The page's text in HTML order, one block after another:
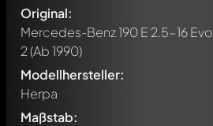
Original:
Mercedes-Benz 190 E 2.5-16 Evo
2(Ab 1990)
Modellhersteller:
Herpa
Maßstab: